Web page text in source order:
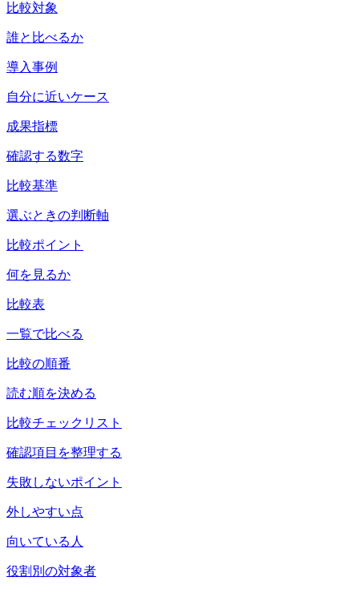
比較対象
誰と比べるか
導入事例
自分に近いケース
成果指標
確認する数字
比較基準
選ぶときの判断軸
比較ポイント
何を見るか
比較表
一覧で比べる
比較の順番
読む順を決める
比較チェックリスト
確認項目を整理する
失敗しないポイント
外しやすい点
向いている人
役割別の対象者